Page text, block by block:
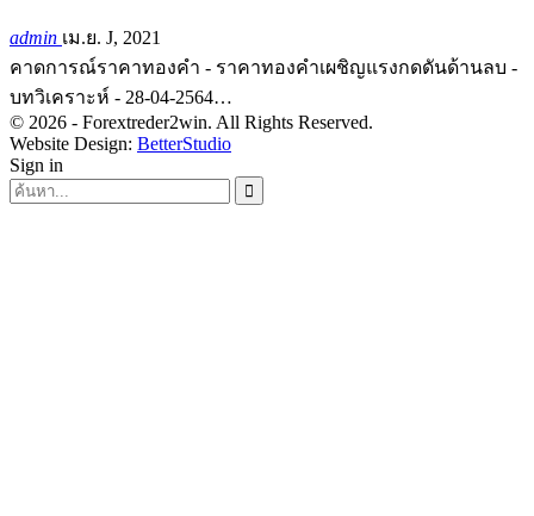
admin เม.ย. J, 2021
คาดการณ์ราคาทองคำ - ราคาทองคำเผชิญแรงกดดันด้านลบ -
บทวิเคราะห์ - 28-04-2564…
© 2026 - Forextreder2win. All Rights Reserved.
Website Design: BetterStudio
Sign in